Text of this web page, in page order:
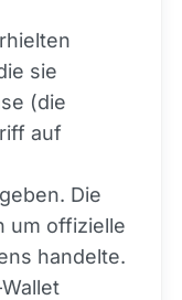
sie
(die
auf
Die
um offizielle
handelte.